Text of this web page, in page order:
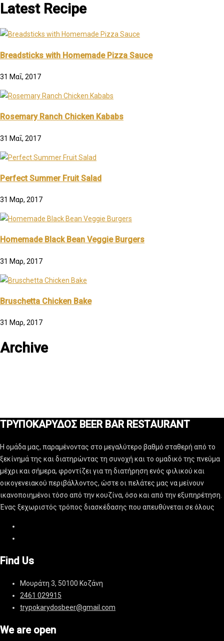
Latest Recipe
Breadsticks with Homemade Pizza Sauce
31 Μαΐ, 2017
Rosemary Ranch Chicken Kababs
31 Μαΐ, 2017
Perfect Summer Fruit Salad
31 Μαρ, 2017
Homemade Black Bean Veggie Burgers
31 Μαρ, 2017
Bruschetta Chicken Bake
31 Μαρ, 2017
Archive
ΤΡΥΠΟΚΑΡΥΔΟΣ BEER BAR RESTAURANT
Η ομάδα μας, παραμένοντας στο μεγαλύτερο βαθμό σταθερή από το
ξεκίνημά της και διατηρώντας τη συνοχή και το ομαδικό της πνεύμα
μέχρι και σήμερα, φροντίζει για τη διατήρηση ενός φιλικού και
οικογενειακού περιβάλλοντος, ώστε οι πελάτες μας να μείνουν
ικανοποιημένοι τόσο από την κουζίνα, όσο και από την εξυπηρέτηση.
Ένας ξεχωριστός τρόπος διασκέδασης που απευθύνεται σε όλους
Find Us
Μουράτη 3, 50100 Κοζάνη
2461 029915
trypokarydosbeer@gmail.com
We are open